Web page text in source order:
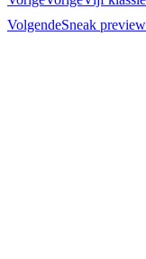
VolgendeSneak preview